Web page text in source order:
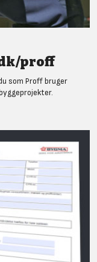
proff
som Proff bruger